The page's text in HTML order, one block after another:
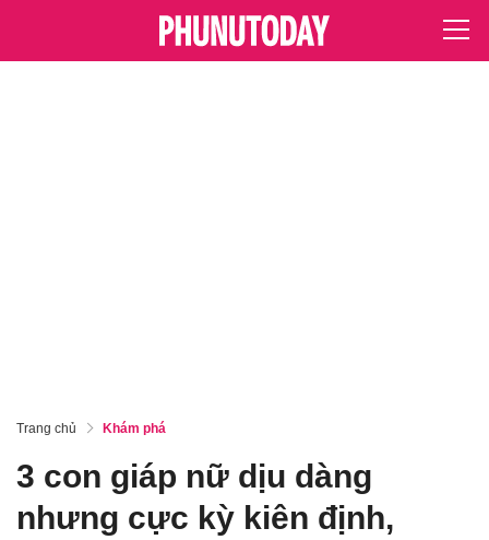
Trang chủ Khám phá
3 con giáp nữ dịu dàng
nhưng cực kỳ kiên định,